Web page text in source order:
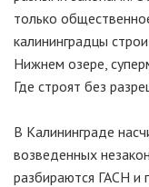
только
калининградцы
Нижнем озере,
Где строят без
В Калининграде
возведенных
разбираются ГАСН и